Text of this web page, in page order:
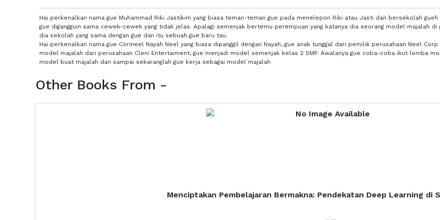
Hai perkenalkan nama gue Muhammad Riki Jastikim yang biasa teman-teman gue pada menelepon Riki atau Jasti dan bersekolah
gue digangguin sama cewek-cewek yang tidak jelas. Apalagi semenjak bertemu perempuan yang katanya dia seorang model majalah
dia sekolah yang sama dengan gue dan itu sebuah gue baru tau.
Hai perkenalkan nama gue Corineel Nayah Neel yang biasa dipanggil dengan Nayah, gue anak tunggal dari pemilik perusahaan Neel
model majalah dari perusahaan Cleni Entertaiment, gue menjadi model semenjak kelas 2 SMP. Awalanya gue coba-coba ikut lomba
model buat majalah dan sampai sekaranglah gue kerja sebagai model majalah
Other Books From -
Menciptakan Pembelajaran Bermakna: Pendekatan Deep Learning di